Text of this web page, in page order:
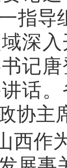
指导
深
记
话
协主
西作